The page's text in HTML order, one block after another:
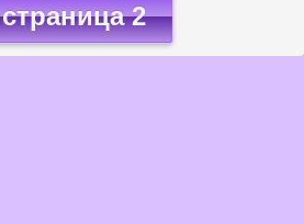
страница 2